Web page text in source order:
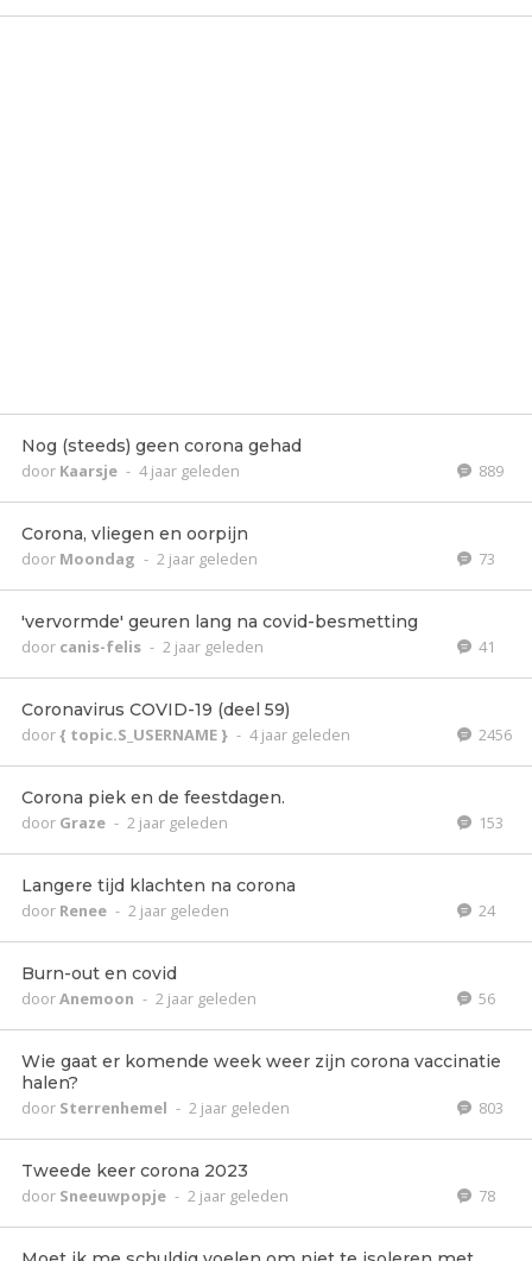
Nog (steeds) geen corona gehad
door Kaarsje - 4 jaar geleden 889
Corona, vliegen en oorpijn
door Moondag - 2 jaar geleden 73
'vervormde' geuren lang na covid-besmetting
door canis-felis - 2 jaar geleden 41
Coronavirus COVID-19 (deel 59)
door{ topic.S_USERNAME } - 4 jaar geleden 2456
Corona piek en de feestdagen.
door Graze - 2 jaar geleden 153
Langere tijd klachten na corona
door Renee - 2 jaar geleden 24
Burn-out en covid
doorAnemoon - 2 jaar geleden 56
Wie gaat er komende week weer zijn corona vaccinatie
halen?
door Sterrenhemel - 2 jaar geleden 803
Tweede keer corona 2023
door Sneeuwpopje - 2 jaar geleden 78